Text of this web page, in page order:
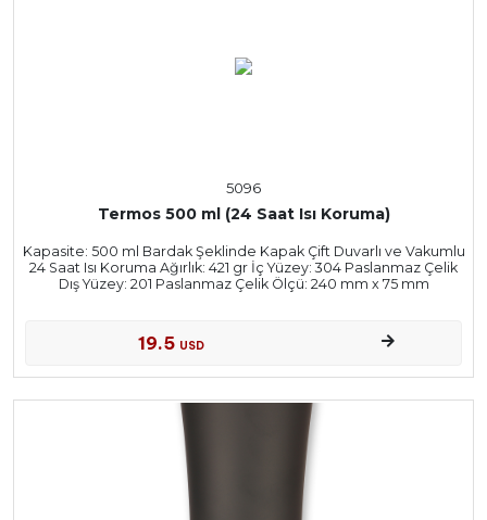
5096
Termos 500 ml (24 Saat Isı Koruma)
Kapasite: 500 ml Bardak Şeklinde Kapak Çift Duvarlı ve Vakumlu
24 Saat Isı Koruma Ağırlık: 421 gr İç Yüzey: 304 Paslanmaz Çelik
Dış Yüzey: 201 Paslanmaz Çelik Ölçü: 240 mm x 75 mm
19.5 USD